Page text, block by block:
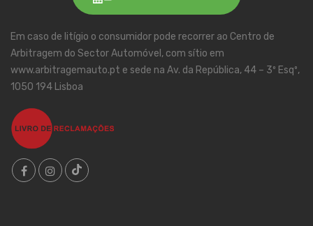
Em caso de litígio o consumidor pode recorrer ao Centro de
Arbitragem do Sector Automóvel, com sítio em
www.arbitragemauto.pt e sede na Av. da República, 44 – 3º Esqº,
1050 194 Lisboa